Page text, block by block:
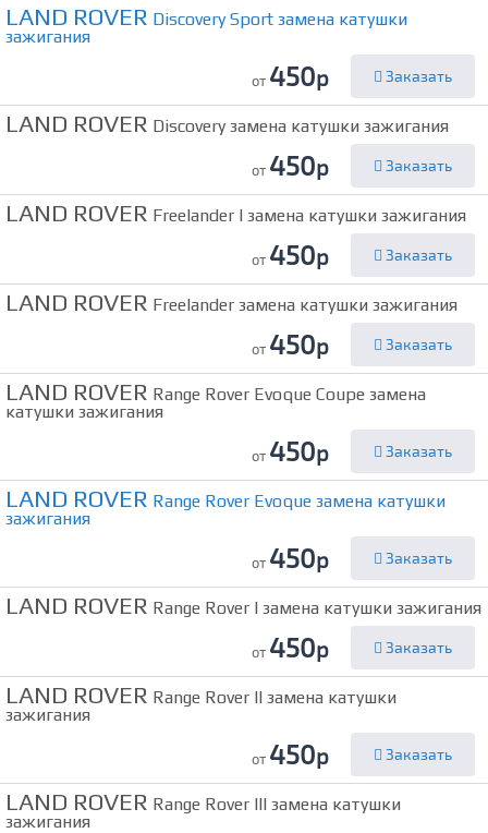
LAND ROVER Discovery Sport замена катушки
зажигания
от 450р Заказать
LAND ROVER Discovery замена катушки зажигания
от 450р Заказать
LAND ROVER Freelander I замена катушки зажигания
от 450р Заказать
LAND ROVER Freelander замена катушки зажигания
от 450р Заказать
LAND ROVER Range Rover Evoque Coupe замена
катушки зажигания
от 450р Заказать
LAND ROVER Range Rover Evoque замена катушки
зажигания
от 450р Заказать
LAND ROVER Range Rover I замена катушки зажигания
от 450р Заказать
LAND ROVER Range Rover II замена катушки
зажигания
от 450р Заказать
LAND ROVER Range Rover III замена катушки
зажигания